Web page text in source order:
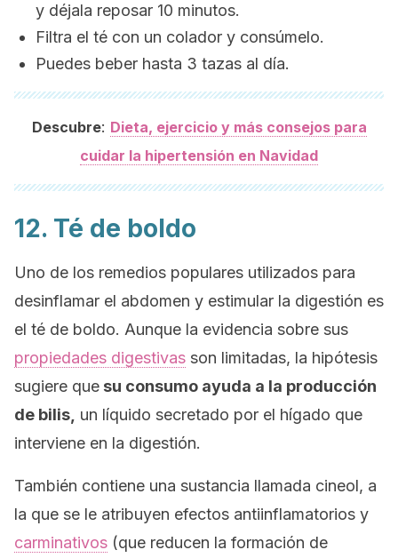
y déjala reposar 10 minutos.
Filtra el té con un colador y consúmelo.
Puedes beber hasta 3 tazas al día.
Descubre: Dieta, ejercicio y más consejos para
cuidar la hipertensión en Navidad
12. Té de boldo
Uno de los remedios populares utilizados para
desinflamar el abdomen y estimular la digestión es
el té de boldo. Aunque la evidencia sobre sus
propiedades digestivas son limitadas, la hipótesis
sugiere que su consumo ayuda a la producción
de bilis, un líquido secretado por el hígado que
interviene en la digestión.
También contiene una sustancia llamada cineol, a
la que se le atribuyen efectos antiinflamatorios y
carminativos (que reducen la formación de